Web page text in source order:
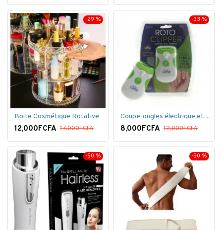
-29 %
Boite Cosmétique Rotative
12,000FCFA 17,000FCFA
-33 %
Coupe-ongles électrique et lime électrique
8,000FCFA 12,000FCFA
-50 % -50 %